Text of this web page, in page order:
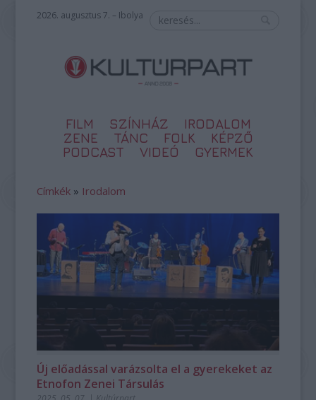
2026. augusztus 7. – Ibolya
FILM SZÍNHÁZ
IRODALOM
ZENE
TÁNC FOLK
KÉPZŐ
PODCAST
VIDEÓ GYERMEK
Címkék » Irodalom
Új előadással varázsolta el a gyerekeket az
Etnofon Zenei Társulás